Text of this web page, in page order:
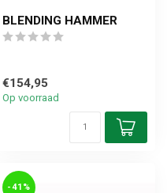
BLENDING HAMMER
€154,95
Op voorraad
-41%